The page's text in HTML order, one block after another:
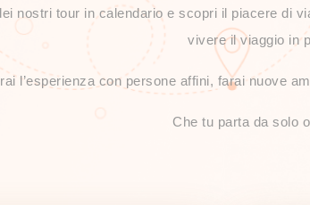
nostri tour in calendario e scopri il piacere di
vivere il viaggio in
l’esperienza con persone affini, farai nuove
Che tu parta da solo